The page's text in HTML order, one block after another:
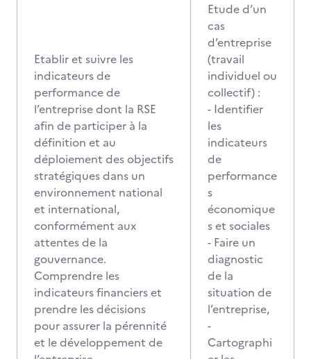
Etablir et suivre les
indicateurs de
performance de
l’entreprise dont la RSE
afin de participer à la
définition et au
déploiement des objectifs
stratégiques dans un
environnement national
et international,
conformément aux
attentes de la
gouvernance.
Comprendre les
indicateurs financiers et
prendre les décisions
pour assurer la pérennité
et le développement de
Etude d’un
cas
d’entreprise
(travail
individuel ou
collectif) :
- Identifier
les
indicateurs
de
performance
s
économique
s et sociales
- Faire un
diagnostic
de la
situation de
l’entreprise,
-
Cartographi